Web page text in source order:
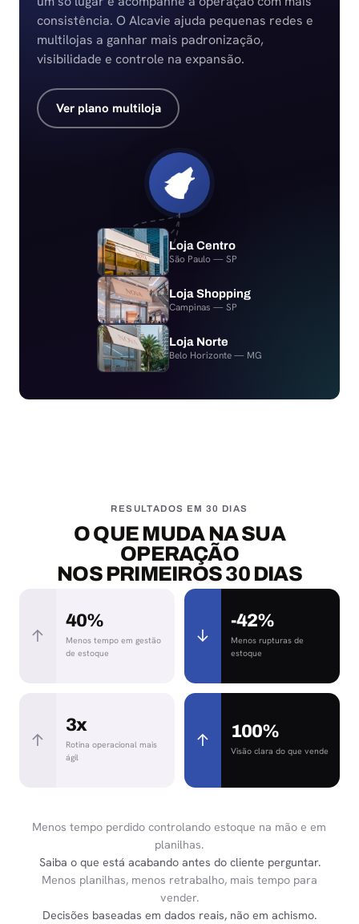
consistência. O Alcavie ajuda pequenas redes e
multilojas a ganhar mais padronização,
visibilidade e controle na expansão.
Ver plano multiloja
Loja Centro
São Paulo — SP
Loja Shopping
Campinas — SP
Loja Norte
Belo Horizonte — MG
RESULTADOS EM 30 DIAS
O QUE MUDA NA SUA
OPERAÇÃO
NOS PRIMEIROS 30 DIAS
↑
40%
Menos tempo em gestão
de estoque
↓
-42%
Menos rupturas de
estoque
↑
3x
Rotina operacional mais
ágil
↑ 100%
Visão clara do que vende
Menos tempo perdido controlando estoque na mão e em
planilhas.
Saiba o que está acabando antes do cliente perguntar.
Menos planilhas, menos retrabalho, mais tempo para
vender.
Decisões baseadas em dados reais, não em achismo.